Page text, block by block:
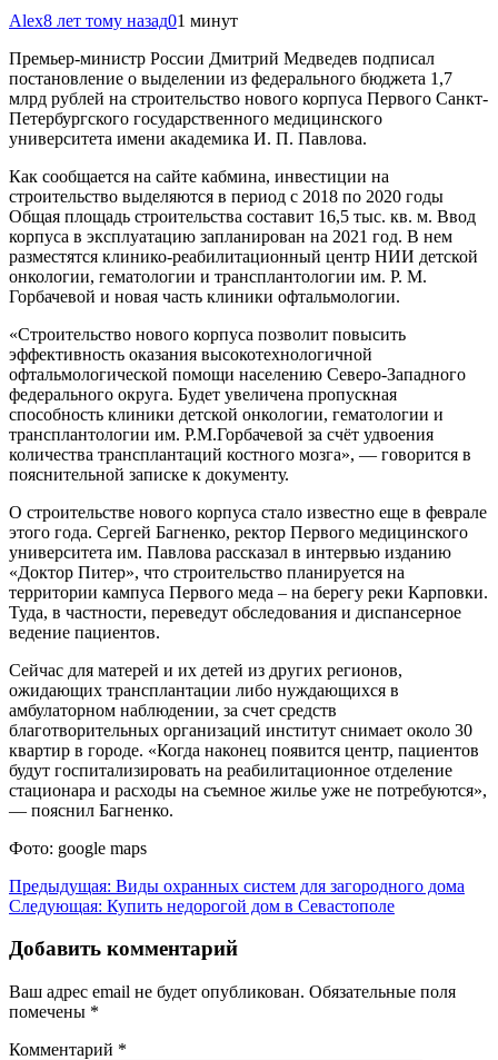
Alex8 лет тому назад01 минут
Премьер-министр России Дмитрий Медведев подписал
постановление о выделении из федерального бюджета 1,7
млрд рублей на строительство нового корпуса Первого Санкт-
Петербургского государственного медицинского
университета имени академика И. П. Павлова.
Как сообщается на сайте кабмина, инвестиции на
строительство выделяются в период с 2018 по 2020 годы
Общая площадь строительства составит 16,5 тыс. кв. м. Ввод
корпуса в эксплуатацию запланирован на 2021 год. В нем
разместятся клинико-реабилитационный центр НИИ детской
онкологии, гематологии и трансплантологии им. Р. М.
Горбачевой и новая часть клиники офтальмологии.
«Строительство нового корпуса позволит повысить
эффективность оказания высокотехнологичной
офтальмологической помощи населению Северо-Западного
федерального округа. Будет увеличена пропускная
способность клиники детской онкологии, гематологии и
трансплантологии им. P.M.Горбачевой за счёт удвоения
количества трансплантаций костного мозга», — говорится в
пояснительной записке к документу.
О строительстве нового корпуса стало известно еще в феврале
этого года. Сергей Багненко, ректор Первого медицинского
университета им. Павлова рассказал в интервью изданию
«Доктор Питер», что строительство планируется на
территории кампуса Первого меда – на берегу реки Карповки.
Туда, в частности, переведут обследования и диспансерное
ведение пациентов.
Сейчас для матерей и их детей из других регионов,
ожидающих трансплантации либо нуждающихся в
амбулаторном наблюдении, за счет средств
благотворительных организаций институт снимает около 30
квартир в городе. «Когда наконец появится центр, пациентов
будут госпитализировать на реабилитационное отделение
стационара и расходы на съемное жилье уже не потребуются»,
— пояснил Багненко.
Фото: google maps
Навигация
по
записям
Предыдущая: Виды охранных систем для загородного дома
Следующая: Купить недорогой дом в Севастополе
Добавить комментарий
Ваш адрес email не будет опубликован. Обязательные поля
помечены *
Комментарий *